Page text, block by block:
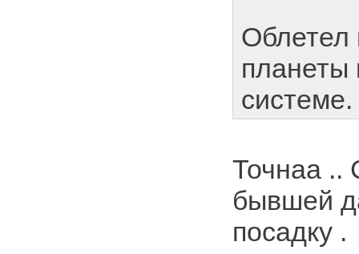
Облетел
планеты
системе.
Точнаа ..
бывшей
посадку .